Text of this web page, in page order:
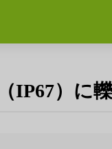
IP67）に